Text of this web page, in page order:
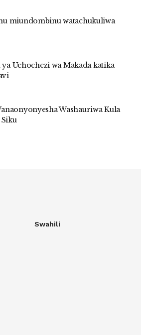
miundombinu watachukuliwa
ya Uchochezi wa Makada katika
Washauriwa Kula
Swahili